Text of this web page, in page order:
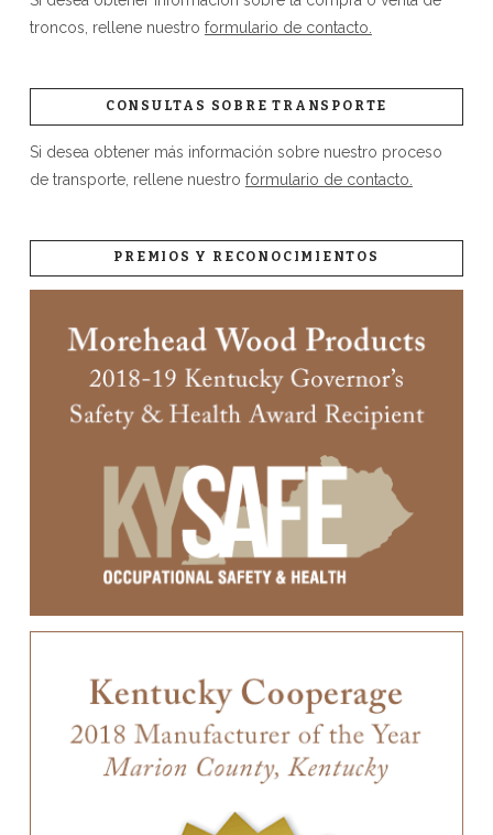
troncos, rellene nuestro formulario de contacto.
CONSULTAS SOBRE TRANSPORTE
Si desea obtener más información sobre nuestro proceso
de transporte, rellene nuestro formulario de contacto.
PREMIOS Y RECONOCIMIENTOS